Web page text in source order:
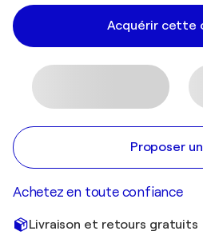
Acquérir cette
Proposer
Achetez en toute confiance
Livraison et retours gratuits